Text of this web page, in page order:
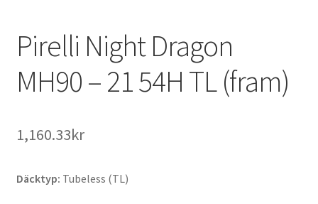
Pirelli Night Dragon
MH90 – 21 54H TL (fram)
1,160.33kr
Däcktyp: Tubeless (TL)